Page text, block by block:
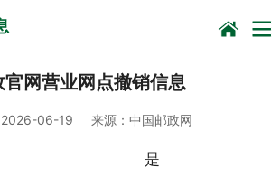
官网营业网点撤销信息
2026-06-19 来源： 中国邮政网
是